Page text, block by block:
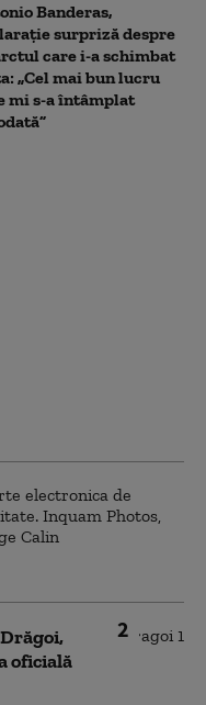
Banderas,
surpriză despre
care i-a schimbat
„Cel mai bun lucru
mi s-a întâmplat
2
oficială